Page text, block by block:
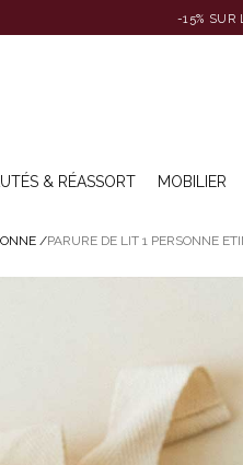
-15% SUR
& RÉASSORT MOBILIER
/PARURE DE LIT 1 PERSONNE